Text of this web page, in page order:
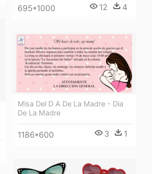
695*1000 12 4
Misa Del D A De La Madre - Dia
De La Madre
1186*600 3 1